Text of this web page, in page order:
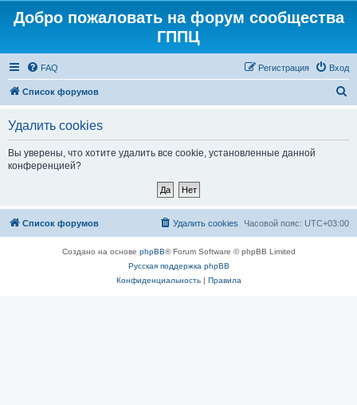
Добро пожаловать на форум сообщества
ГППЦ
FAQ Вход
Регистрация
Список форумов
Удалить cookies
Вы уверены, что хотите удалить все cookie, установленные данной
конференцией?
Список форумов Часовой пояс: UTC+03:00
Удалить cookies
Создано на основе phpBB® Forum Software © phpBB Limited
Русская поддержка phpBB
Конфиденциальность| Правила